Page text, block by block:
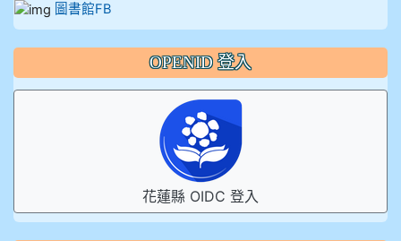
圖書館FB
OPENID 登入
花蓮縣 OIDC 登入